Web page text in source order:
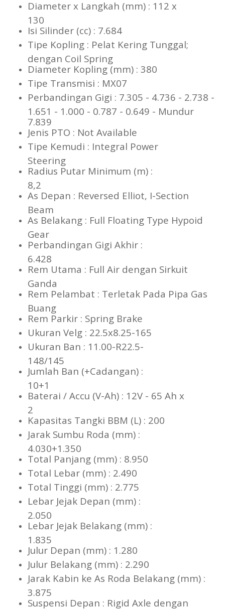
Diameter x Langkah (mm) : 112 x
130
Isi Silinder (cc) : 7.684
Tipe Kopling : Pelat Kering Tunggal;
dengan Coil Spring
Diameter Kopling (mm) : 380
Tipe Transmisi : MX07
Perbandingan Gigi : 7.305 - 4.736 - 2.738 -
1.651 - 1.000 - 0.787 - 0.649 - Mundur
7.839
Jenis PTO : Not Available
Tipe Kemudi : Integral Power
Steering
Radius Putar Minimum (m) :
8,2
As Depan : Reversed Elliot, I-Section
Beam
As Belakang : Full Floating Type Hypoid
Gear
Perbandingan Gigi Akhir :
6.428
Rem Utama : Full Air dengan Sirkuit
Ganda
Rem Pelambat : Terletak Pada Pipa Gas
Buang
Rem Parkir : Spring Brake
Ukuran Velg : 22.5x8.25-165
Ukuran Ban : 11.00-R22.5-
148/145
Jumlah Ban (+Cadangan) :
10+1
Baterai / Accu (V-Ah) : 12V - 65 Ah x
2
Kapasitas Tangki BBM (L) : 200
Jarak Sumbu Roda (mm) :
4.030+1.350
Total Panjang (mm) : 8.950
Total Lebar (mm) : 2.490
Total Tinggi (mm) : 2.775
Lebar Jejak Depan (mm) :
2.050
Lebar Jejak Belakang (mm) :
1.835
Julur Depan (mm) : 1.280
Julur Belakang (mm) : 2.290
Jarak Kabin ke As Roda Belakang (mm) :
3.875
Suspensi Depan : Rigid Axle dengan